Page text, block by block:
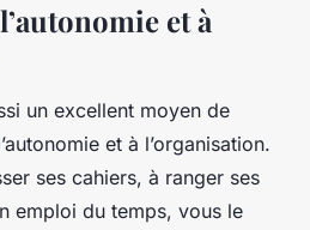
et à
un excellent moyen de
et à l’organisation.
ses cahiers, à ranger ses
emploi du temps, vous le